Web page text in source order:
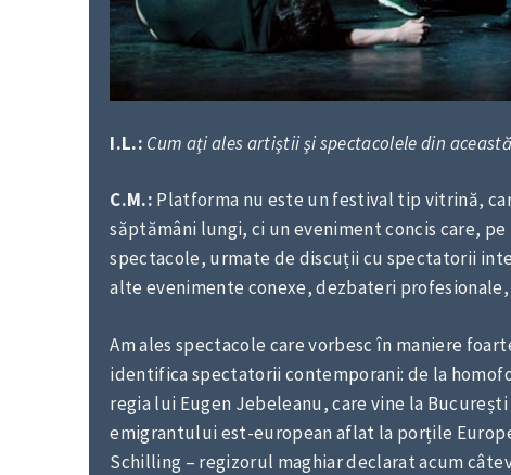
I.L.: Cum aţi ales artiştii şi spectacolele din
C.M.: Platforma nu este un festival tip vitrină,
săptămâni lungi, ci un eveniment concis care,
spectacole, urmate de discuții cu spectatorii
alte evenimente conexe, dezbateri
Am ales spectacole care vorbesc în maniere
identifica spectatorii contemporani: de la
regia lui Eugen Jebeleanu, care vine la
emigrantului est-european aflat la porțile
Schilling – regizorul maghiar declarat acum